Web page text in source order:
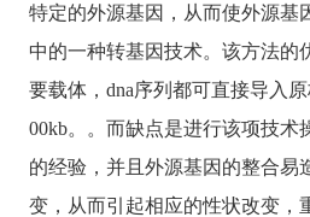
特定的外源基因，从而使外源基
中的一种转基因技术。该方法的
要载体，dna序列都可直接导入
00kb。。而缺点是进行该项技术
的经验，并且外源基因的整合易
变，从而引起相应的性状改变，